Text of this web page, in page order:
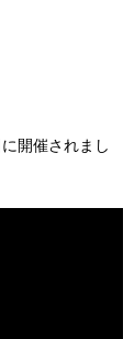
開催されまし